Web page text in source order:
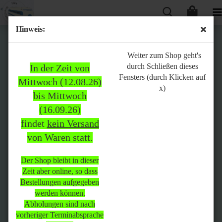
Hinweis:
In der Zeit von
Mittwoch (12.08.26)
bis Mittwoch
(16.09.26)
findet kein Versand
von Waren statt.
Der Shop bleibt in dieser
Zeit aber online, so dass
Bestellungen aufgegeben
werden können.
Abholungen sind nach
vorheriger Terminabsprache
Weiter zum Shop geht's
durch Schließen dieses
Fensters (durch Klicken auf
x)
Bitte
beachten:
In der Zeit von Mittwoch
(12.08.26) bis Mittwoch
(16.09.26)
statt.
Der Shop bleibt in dieser Zeit
aber online, so dass
Bestellungen aufgegeben
werden können.